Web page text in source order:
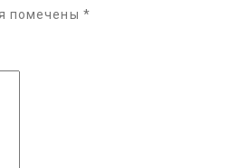
помечены *